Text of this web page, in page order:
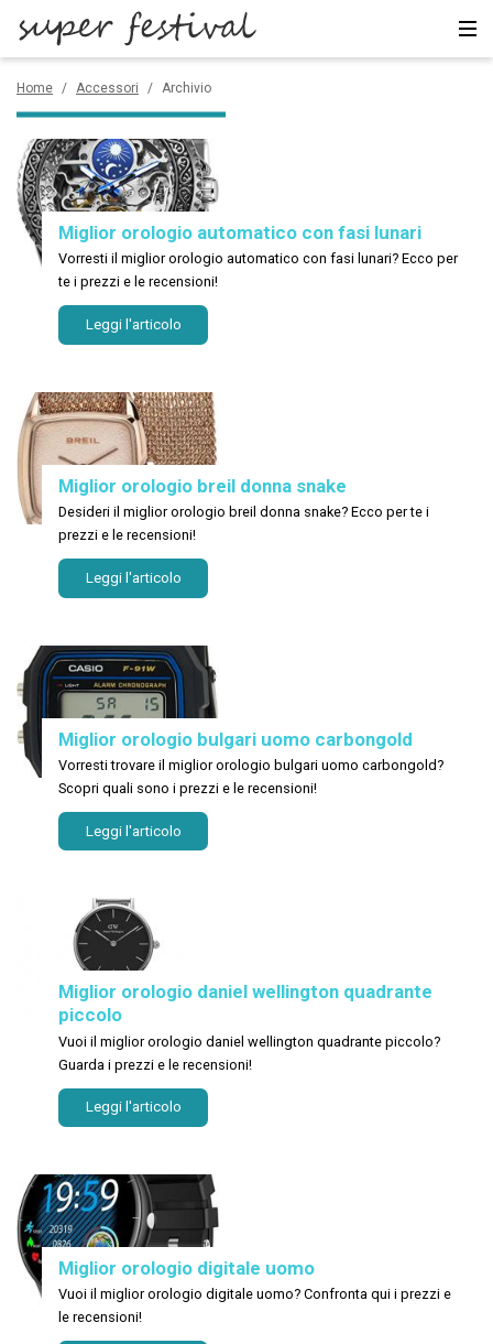
Accessori
Borse
Home / Accessori / Archivio
Miglior orologio automatico con fasi lunari
Vorresti il miglior orologio automatico con fasi lunari? Ecco per
te i prezzi e le recensioni!
Leggi l'articolo
Miglior orologio breil donna snake
Desideri il miglior orologio breil donna snake? Ecco per te i
prezzi e le recensioni!
Leggi l'articolo
Miglior orologio bulgari uomo carbongold
Vorresti trovare il miglior orologio bulgari uomo carbongold?
Scopri quali sono i prezzi e le recensioni!
Leggi l'articolo
Miglior orologio daniel wellington quadrante
piccolo
Vuoi il miglior orologio daniel wellington quadrante piccolo?
Guarda i prezzi e le recensioni!
Leggi l'articolo
Miglior orologio digitale uomo
Vuoi il miglior orologio digitale uomo? Confronta qui i prezzi e
le recensioni!